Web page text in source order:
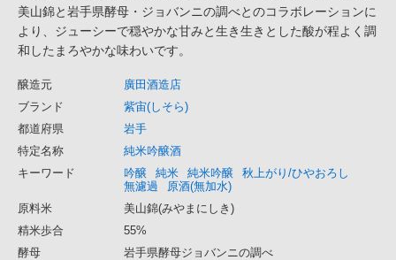
美山錦と岩手県酵母・ジョバンニの調べとのコラボレーションに
より、ジューシーで穏やかな甘みと生き生きとした酸が程よく調
和したまろやかな味わいです。
醸造元
廣田酒造店
ブランド
紫宙(しそら)
都道府県
岩手
特定名称
純米吟醸酒
キーワード
吟醸 純米 純米吟醸
秋上がり/ひやおろし
無濾過
原酒(無加水)
原料米
美山錦(みやまにしき)
精米歩合
55%
酵母
岩手県酵母ジョバンニの調べ